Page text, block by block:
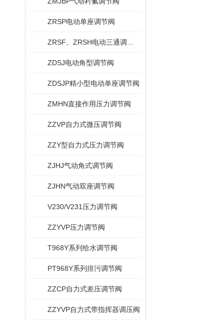
ZRSP电动单座调节阀
ZDSJ电动角型调节阀
ZDSJP精小型电动单座调节阀
ZMHN直接作用压力调节阀
ZZVP自力式微压调节阀
ZZY型自力式压力调节阀
ZJHJ气动角式调节阀
ZJHN气动双座调节阀
V230/V231压力调节阀
ZZYVP压力调节阀
T968Y系列给水调节阀
PT968Y系列排污调节阀
ZZCP自力式差压调节阀
ZZYVP自力式带指挥器调压阀